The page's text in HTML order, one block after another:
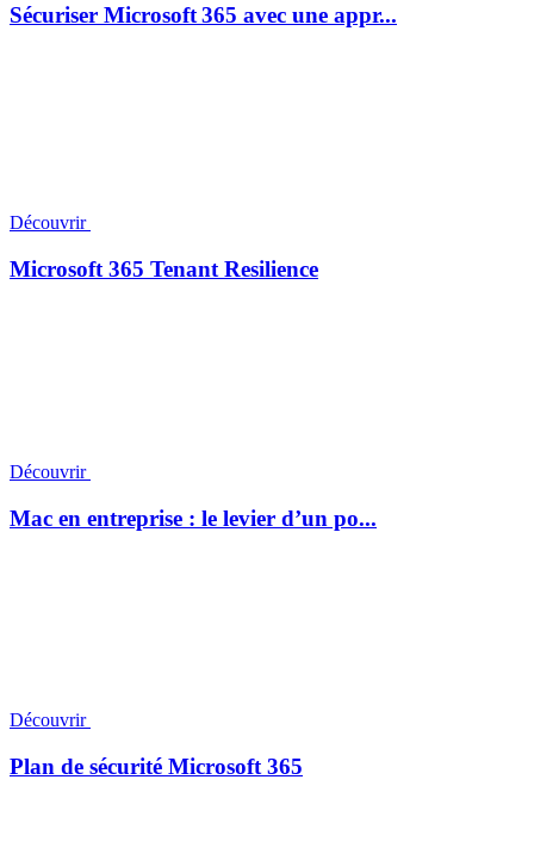
Sécuriser Microsoft 365 avec une appr...
Découvrir
Microsoft 365 Tenant Resilience
Découvrir
Mac en entreprise : le levier d’un po...
Découvrir
Plan de sécurité Microsoft 365